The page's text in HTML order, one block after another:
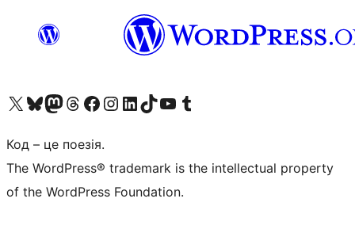
Visit our X (formerly Twitter) account
Visit our Bluesky account
Завітайте до нашої стрічки в Mastodon
Visit our Threads account
Завітайте на нашу сторінку в Facebook
Visit our Instagram account
Visit our LinkedIn account
Visit our TikTok account
Visit our YouTube channel
Visit our Tumblr account
Код – це поезія.
The WordPress® trademark is the intellectual property
of the WordPress Foundation.